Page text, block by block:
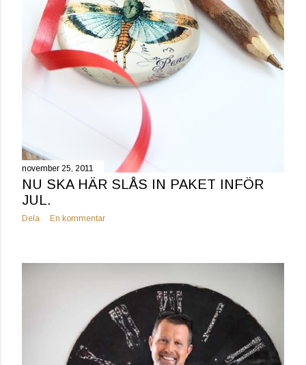
november 25, 2011
NU SKA HÄR SLÅS IN PAKET INFÖR
JUL.
Dela En kommentar